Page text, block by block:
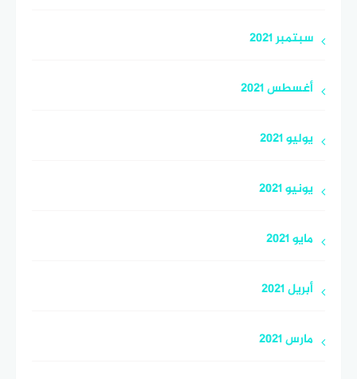
سبتمبر 2021
أغسطس 2021
يوليو 2021
يونيو 2021
مايو 2021
أبريل 2021
مارس 2021